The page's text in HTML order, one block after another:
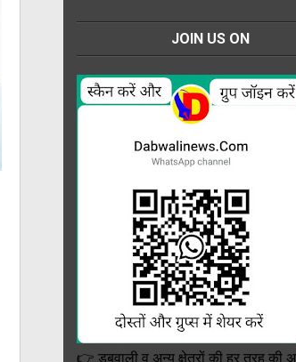
JOIN US ON
👉 डबवाली व अन्य क्षेत्रों की हर तरह की